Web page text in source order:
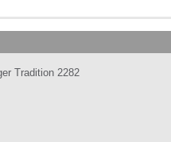
Tradition 2282